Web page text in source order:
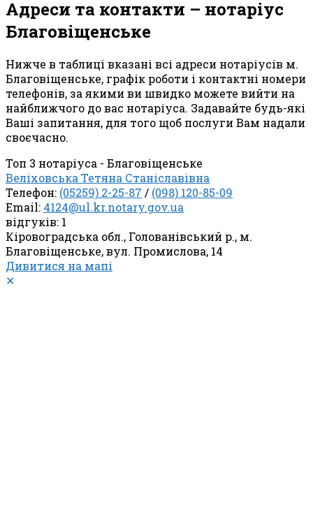
Адреси та контакти – нотаріус
Благовіщенське
Нижче в таблиці вказані всі адреси нотаріусів м.
Благовіщенське, графік роботи і контактні номери
телефонів, за якими ви швидко можете вийти на
найближчого до вас нотаріуса. Задавайте будь-які
Ваші запитання, для того щоб послуги Вам надали
своєчасно.
Топ 3 нотаріуса - Благовіщенське
Веліховська Тетяна Станіславівна
Телефон: (05259) 2-25-87 / (098) 120-85-09
Email: 4124@ul.kr.notary.gov.ua
відгуків: 1
Кіровоградська обл., Голованівський р., м.
Благовіщенське, вул. Промислова, 14
Дивитися на мапі
✕